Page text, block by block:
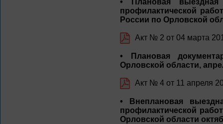
• Плановая
профилактической
России по Орловской
Акт № 2 от 04 марта
• Плановая
Орловской области,
Акт № 4 от 11 апреля
• Внеплановая
профилактической
Орловской области